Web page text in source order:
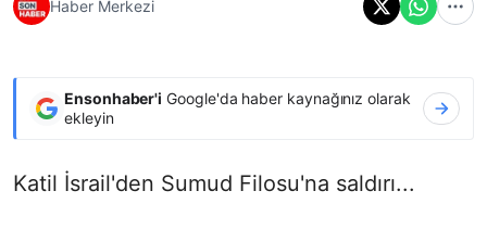
Haber Merkezi
Ensonhaber'i Google'da haber kaynağınız olarak
ekleyin
Katil İsrail'den Sumud Filosu'na saldırı...